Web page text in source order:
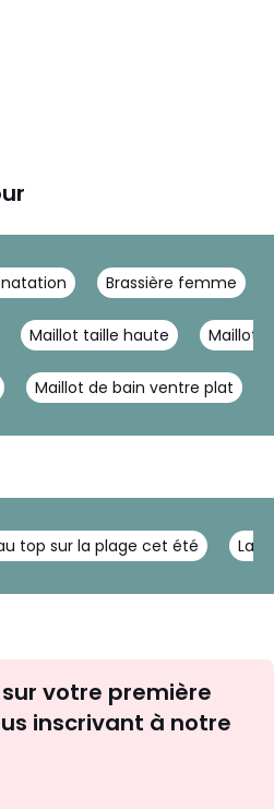
Brassière femme
Maillot taille haute Maillot
Maillot de bain ventre plat
top sur la plage cet été La
newsletter
votre première
inscrivant à notre